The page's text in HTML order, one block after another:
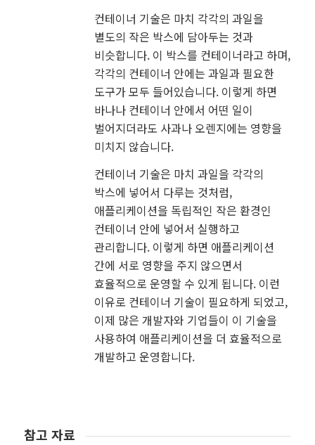
컨테이너 기술은 마치 각각의 과일을
별도의 작은 박스에 담아두는 것과
비슷합니다. 이 박스를 컨테이너라고 하며,
각각의 컨테이너 안에는 과일과 필요한
도구가 모두 들어있습니다. 이렇게 하면
바나나 컨테이너 안에서 어떤 일이
벌어지더라도 사과나 오렌지에는 영향을
미치지 않습니다.
컨테이너 기술은 마치 과일을 각각의
박스에 넣어서 다루는 것처럼,
애플리케이션을 독립적인 작은 환경인
컨테이너 안에 넣어서 실행하고
관리합니다. 이렇게 하면 애플리케이션
간에 서로 영향을 주지 않으면서
효율적으로 운영할 수 있게 됩니다. 이런
이유로 컨테이너 기술이 필요하게 되었고,
이제 많은 개발자와 기업들이 이 기술을
사용하여 애플리케이션을 더 효율적으로
개발하고 운영합니다.
참고 자료